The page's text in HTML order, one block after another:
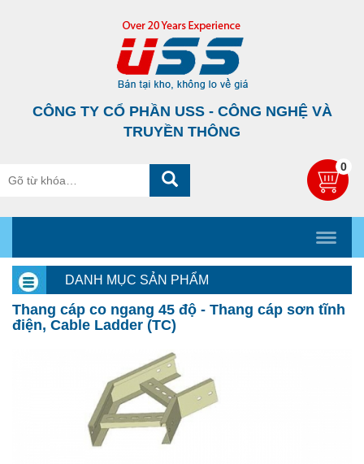
CÔNG TY CỔ PHẦN USS - CÔNG NGHỆ VÀ
TRUYỀN THÔNG
0
DANH MỤC SẢN PHẨM
Thang cáp co ngang 45 độ - Thang cáp sơn tĩnh
điện, Cable Ladder (TC)